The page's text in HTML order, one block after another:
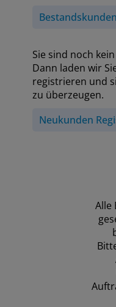
Sie sind noch
Dann laden wir
registrieren und
zu überzeugen.
Neukunden
Alle